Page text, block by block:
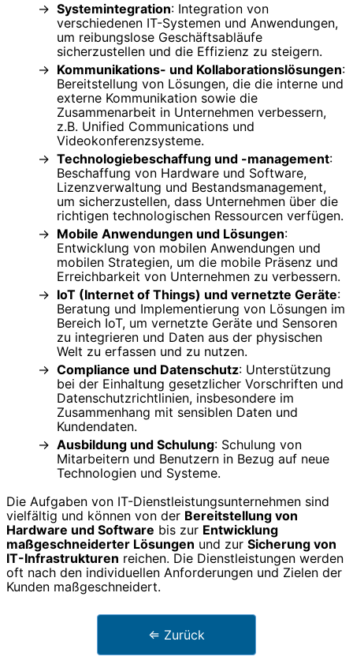
Systemintegration: Integration von
verschiedenen IT-Systemen und Anwendungen,
um reibungslose Geschäftsabläufe
sicherzustellen und die Effizienz zu steigern.
Kommunikations- und Kollaborationslösungen:
Bereitstellung von Lösungen, die die interne und
externe Kommunikation sowie die
Zusammenarbeit in Unternehmen verbessern,
z.B. Unified Communications und
Videokonferenzsysteme.
Technologiebeschaffung und -management:
Beschaffung von Hardware und Software,
Lizenzverwaltung und Bestandsmanagement,
um sicherzustellen, dass Unternehmen über die
richtigen technologischen Ressourcen verfügen.
Mobile Anwendungen und Lösungen:
Entwicklung von mobilen Anwendungen und
mobilen Strategien, um die mobile Präsenz und
Erreichbarkeit von Unternehmen zu verbessern.
IoT (Internet of Things) und vernetzte Geräte:
Beratung und Implementierung von Lösungen im
Bereich IoT, um vernetzte Geräte und Sensoren
zu integrieren und Daten aus der physischen
Welt zu erfassen und zu nutzen.
Compliance und Datenschutz: Unterstützung
bei der Einhaltung gesetzlicher Vorschriften und
Datenschutzrichtlinien, insbesondere im
Zusammenhang mit sensiblen Daten und
Kundendaten.
Ausbildung und Schulung: Schulung von
Mitarbeitern und Benutzern in Bezug auf neue
Technologien und Systeme.
Die Aufgaben von IT-Dienstleistungsunternehmen sind
vielfältig und können von der Bereitstellung von
Hardware und Software bis zur Entwicklung
maßgeschneiderter Lösungen und zur Sicherung von
IT-Infrastrukturen reichen. Die Dienstleistungen werden
oft nach den individuellen Anforderungen und Zielen der
Kunden maßgeschneidert.
⇐ Zurück